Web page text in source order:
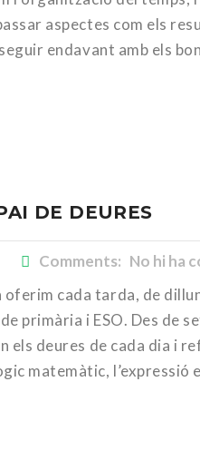
aspectes com els
endavant amb els
DE DEURES
Comments: No hi ha
cada tarda, de
primària i ESO. Des de
els deures de cada dia i
matemàtic, l’expressió